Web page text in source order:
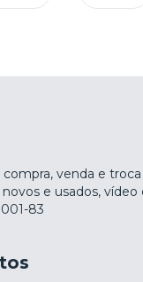
compra, venda e
novos e usados,
83